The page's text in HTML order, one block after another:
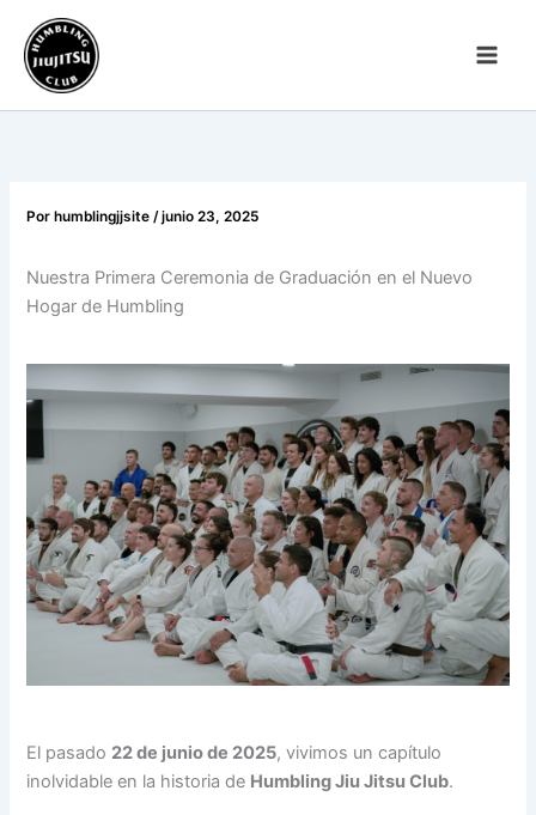
contenido
Por humblingjjsite/junio 23, 2025
Nuestra Primera Ceremonia de Graduación en el Nuevo
Hogar de Humbling
El pasado 22 de junio de 2025, vivimos un capítulo
inolvidable en la historia de Humbling Jiu Jitsu Club.